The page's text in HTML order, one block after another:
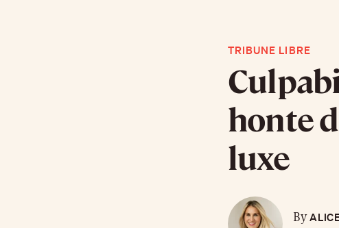
TRIBUNE LIBRE
honte
luxe
By